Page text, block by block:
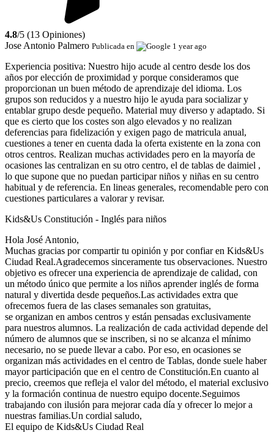
4.8/5 (13 Opiniones)
Jose Antonio Palmero Publicada en 1 year ago
Experiencia positiva: Nuestro hijo acude al centro desde los dos
años por elección de proximidad y porque consideramos que
proporcionan un buen método de aprendizaje del idioma. Los
grupos son reducidos y a nuestro hijo le ayuda para socializar y
entablar grupo desde pequeño. Material muy diverso y adaptado. Si
que es cierto que los costes son algo elevados y no realizan
deferencias para fidelización y exigen pago de matricula anual,
cuestiones a tener en cuenta dada la oferta existente en la zona con
otros centros. Realizan muchas actividades pero en la mayoría de
ocasiones las centralizan en su otro centro, el de tablas de daimiel ,
lo que supone que no puedan participar niños y niñas en su centro
habitual y de referencia. En lineas generales, recomendable pero con
cuestiones particulares a valorar y revisar.
Kids&Us Constitución - Inglés para niños
Hola José Antonio,
Muchas gracias por compartir tu opinión y por confiar en Kids&Us
Ciudad Real.Agradecemos sinceramente tus observaciones. Nuestro
objetivo es ofrecer una experiencia de aprendizaje de calidad, con
un método único que permite a los niños aprender inglés de forma
natural y divertida desde pequeños.Las actividades extra que
ofrecemos fuera de las clases semanales son gratuitas,
se organizan en ambos centros y están pensadas exclusivamente
para nuestros alumnos. La realización de cada actividad depende del
número de alumnos que se inscriben, si no se alcanza el mínimo
necesario, no se puede llevar a cabo. Por eso, en ocasiones se
organizan más actividades en el centro de Tablas, donde suele haber
mayor participación que en el centro de Constitución.En cuanto al
precio, creemos que refleja el valor del método, el material exclusivo
y la formación continua de nuestro equipo docente.Seguimos
trabajando con ilusión para mejorar cada día y ofrecer lo mejor a
nuestras familias.Un cordial saludo,
El equipo de Kids&Us Ciudad Real